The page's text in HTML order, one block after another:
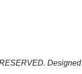
Designed